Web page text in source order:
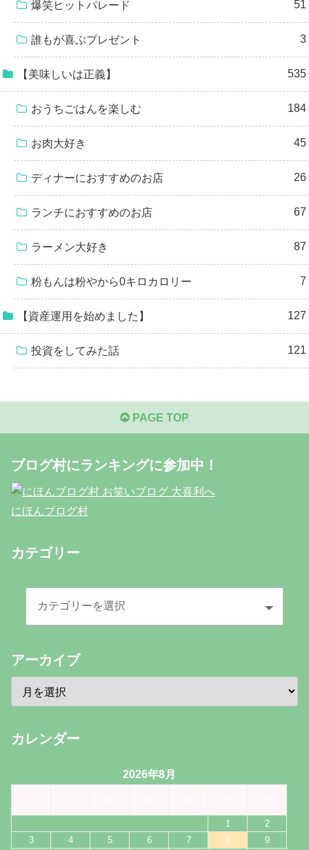
爆笑ヒットパレード 51
誰もが喜ぶプレゼント 3
【美味しいは正義】 535
おうちごはんを楽しむ 184
お肉大好き 45
ディナーにおすすめのお店 26
ランチにおすすめのお店 67
ラーメン大好き 87
粉もんは粉やから0キロカロリー 7
【資産運用を始めました】 127
投資をしてみた話 121
PAGE TOP
ブログ村にランキングに参加中！
にほんブログ村
カテゴリー
アーカイブ
カレンダー
2026年8月
1
2
3
4 5 6 7 8 9